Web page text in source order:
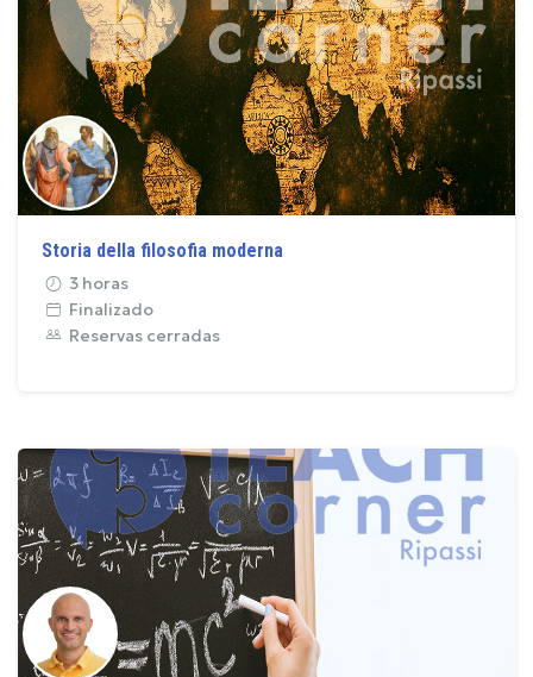
Storia della filosofia moderna
3 horas
Finalizado
Reservas cerradas